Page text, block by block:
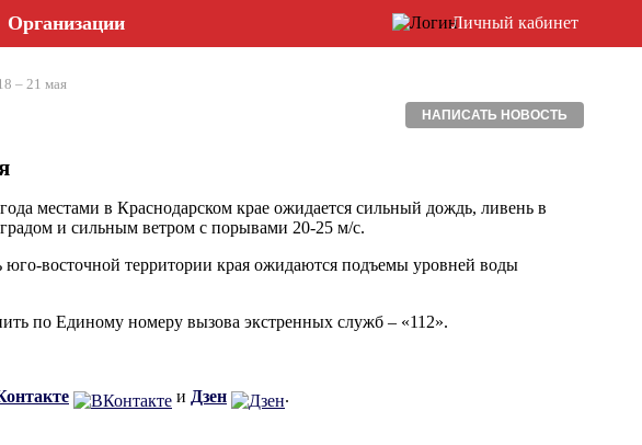
Организации Личный кабинет
– 21 мая
НАПИСАТЬ НОВОСТЬ
местами в Краснодарском крае ожидается сильный дождь, ливень в
градом и сильным ветром с порывами 20-25 м/с.
юго-восточной территории края ожидаются подъемы уровней воды
по Единому номеру вызова экстренных служб – «112».
и Дзен .